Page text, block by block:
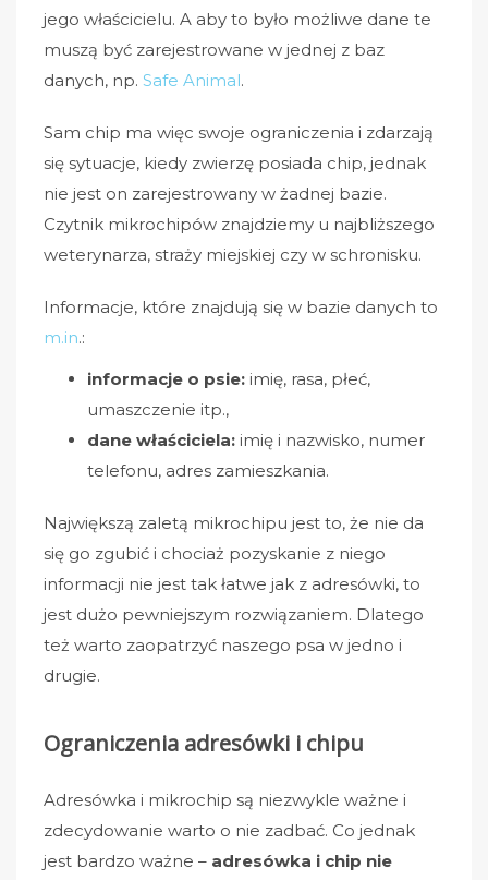
jego właścicielu. A aby to było możliwe dane te
muszą być zarejestrowane w jednej z baz
danych, np. Safe Animal.
Sam chip ma więc swoje ograniczenia i zdarzają
się sytuacje, kiedy zwierzę posiada chip, jednak
nie jest on zarejestrowany w żadnej bazie.
Czytnik mikrochipów znajdziemy u najbliższego
weterynarza, straży miejskiej czy w schronisku.
Informacje, które znajdują się w bazie danych to
m.in.:
informacje o psie: imię, rasa, płeć,
umaszczenie itp.,
dane właściciela: imię i nazwisko, numer
telefonu, adres zamieszkania.
Największą zaletą mikrochipu jest to, że nie da
się go zgubić i chociaż pozyskanie z niego
informacji nie jest tak łatwe jak z adresówki, to
jest dużo pewniejszym rozwiązaniem. Dlatego
też warto zaopatrzyć naszego psa w jedno i
drugie.
Ograniczenia adresówki i chipu
Adresówka i mikrochip są niezwykle ważne i
zdecydowanie warto o nie zadbać. Co jednak
jest bardzo ważne – adresówka i chip nie